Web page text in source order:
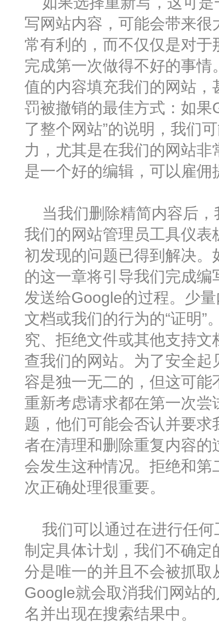
写网站内容，可能会带来
常有利的，而不仅仅是对
完成第一次做得不好的事
值的内容填充我们的网站
罚被撤销的最佳方式：如果
了整个网站”的说明，我们
力，尤其是在我们的网站
是一个好的编辑，可以雇
当我们删除精简内容后，
我们的网站管理员工具仪
初发现的问题已得到解决
的这一章将引导我们完成
发送给Google的过程。少
文档或我们的行为的“证明
究、拒绝文件或其他支持
查我们的网站。为了安全
容是独一无二的，但这可
重新考虑请求都在第一次
题，他们可能会否认并要
者在清理和删除重复内容
会发生这种情况。拒绝和
次正确处理很重要。
我们可以通过在进行任何
制定具体计划，我们不确
分是唯一的并且不会被抓
Google就会取消我们网站
名并出现在搜索结果中。